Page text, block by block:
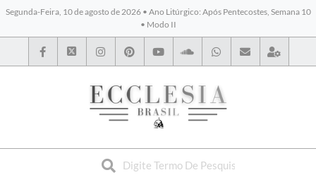
Segunda-Feira, 10 de agosto de 2026 • Ano Litúrgico: Após Pentecostes, Semana 10
• Modo II
BYBLOS